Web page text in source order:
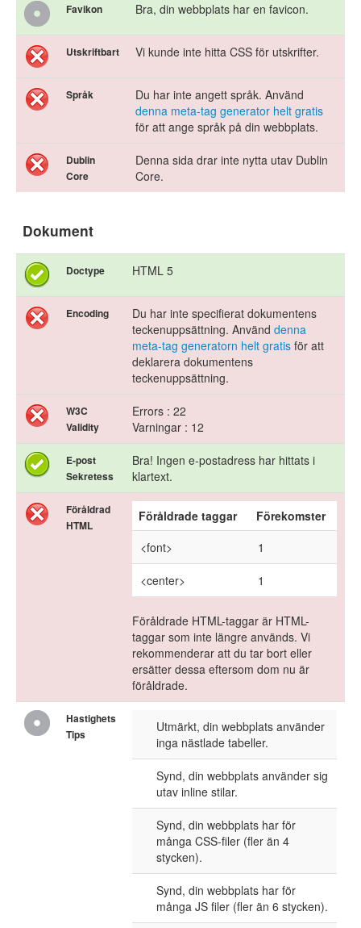
Favikon Bra, din webbplats har en favicon.
Utskriftbart Vi kunde inte hitta CSS för utskrifter.
Språk
Du har inte angett språk. Använd
denna meta-tag generator helt gratis
för att ange språk på din webbplats.
Dublin
Core
Denna sida drar inte nytta utav Dublin
Core.
Dokument
Doctype HTML 5
Encoding
Du har inte specifierat dokumentens
teckenuppsättning. Använd denna
meta-tag generatorn helt gratis för att
deklarera dokumentens
teckenuppsättning.
W3C
Validity
Errors : 22
Varningar : 12
E-post
Sekretess
Bra! Ingen e-postadress har hittats i
klartext.
Föråldrad
HTML
Föråldrade taggar
Förekomster
<font>
1
<center> 1
Föråldrade HTML-taggar är HTML-
taggar som inte längre används. Vi
rekommenderar att du tar bort eller
ersätter dessa eftersom dom nu är
föråldrade.
Hastighets
Tips
Utmärkt, din webbplats använder
inga nästlade tabeller.
Synd, din webbplats använder sig
utav inline stilar.
Synd, din webbplats har för
många CSS-filer (fler än 4
stycken).
Synd, din webbplats har för
många JS filer (fler än 6 stycken).